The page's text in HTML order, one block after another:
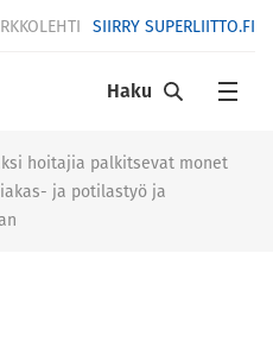
SIIRRY SUPERLIITTO.FI
Haku
hoitajia palkitsevat monet
ja potilastyö ja